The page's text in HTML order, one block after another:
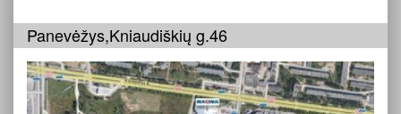
Panevėžys,Kniaudiškių g.46